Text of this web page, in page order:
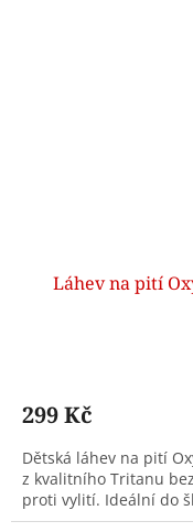
Láhev na pití
299 Kč
Dětská láhev na pití
z kvalitního Tritanu
proti vylití. Ideální do